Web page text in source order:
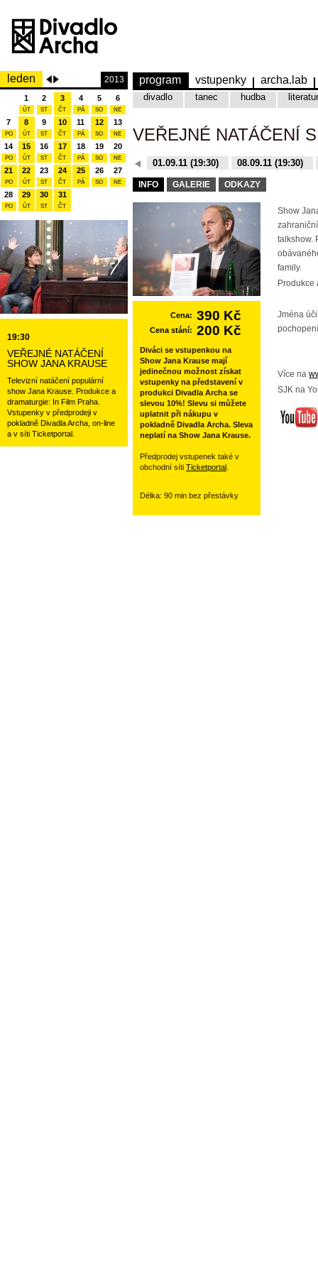
leden 2013
1
ÚT
2
ST
3
ČT
4
PÁ
5
SO
6
NE
7
PO
8
ÚT
9
ST
10
ČT
11
PÁ
12
SO
13
NE
14
PO
15
ÚT
16
ST
17
ČT
18
PÁ
19
SO
20
NE
21
PO
22
ÚT
23
ST
24
ČT
25
PÁ
26
SO
27
NE
28
PO
29
ÚT
30
ST
31
ČT
19:30
VEŘEJNÉ NATÁČENÍ
SHOW JANA KRAUSE
Televizní natáčení populární
show Jana Krause. Produkce a
dramaturgie: In Film Praha.
Vstupenky v předprodeji v
pokladně Divadla Archa, on-line
a v síti Ticketportal.
program vstupenky archa.lab
divadlo tanec hudba
VEŘEJNÉ NATÁČENÍ
08.12.15 (19:30) 01.09.11 (19:30)
08.09.11 (19:30)
10.11.15 (19:30)
16.11.15 (19:30)
INFO GALERIE ODKAZY
Show
talkshow.
family.
Produkce
Jména
Více na
SJK na
Cena: 390 Kč
Cena stání: 200 Kč
Diváci se vstupenkou na
Show Jana Krause mají
jedinečnou možnost získat
vstupenky na představení v
produkci Divadla Archa se
slevou 10%! Slevu si můžete
uplatnit při nákupu v
pokladně Divadla Archa. Sleva
neplatí na Show Jana Krause.
Předprodej vstupenek také v
obchodní síti Ticketportal
Délka: 90 min bez přestávky